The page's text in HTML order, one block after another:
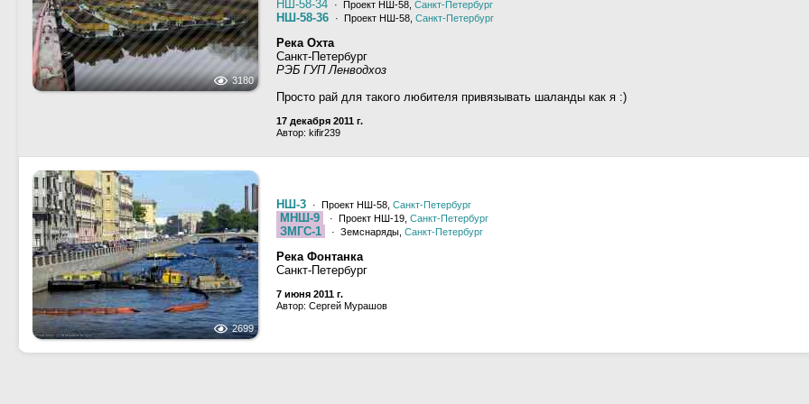
3180
НШ-58-34 · Проект НШ-58, Санкт-Петербург
НШ-58-36 · Проект НШ-58, Санкт-Петербург
Река Охта
Санкт-Петербург
РЭБ ГУП Ленводхоз
Просто рай для такого любителя привязывать шаланды как я :)
17 декабря 2011 г.
Автор: kifir239
2699
НШ-3 · Проект НШ-58, Санкт-Петербург
МНШ-9 · Проект НШ-19, Санкт-Петербург
ЗМГС-1 · Земснаряды, Санкт-Петербург
Река Фонтанка
Санкт-Петербург
7 июня 2011 г.
Автор: Сергей Мурашов